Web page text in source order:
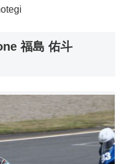
福島 佑斗